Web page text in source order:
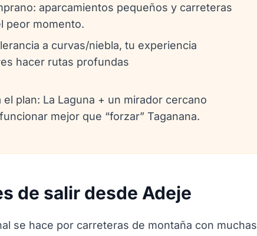
aparcamientos pequeños y carreteras
peor momento.
a curvas/niebla, tu experiencia
hacer rutas profundas
plan: La Laguna + un mirador cercano
mejor que “forzar” Taganana.
de salir desde Adeje
se hace por carreteras de montaña con muchas